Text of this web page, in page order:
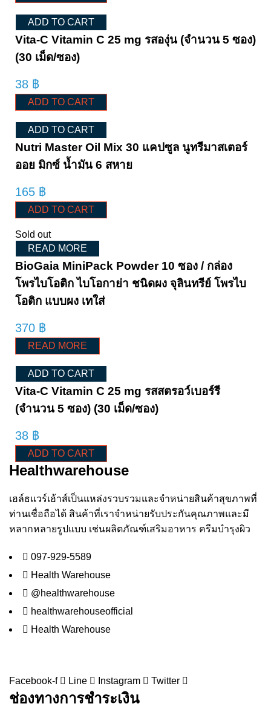
ADD TO CART
Vita-C Vitamin C 25 mg รสองุ่น (จำนวน 5 ซอง)
(30 เม็ด/ซอง)
38 ฿
ADD TO CART
ADD TO CART
Nutri Master Oil Mix 30 แคปซูล นูทรีมาสเตอร์
ออย มิกซ์ น้ำมัน 6 สหาย
165 ฿
ADD TO CART
Sold out
READ MORE
BioGaia MiniPack Powder 10 ซอง / กล่อง
โพรไบโอติก ไบโอกาย่า ชนิดผง จุลินทรีย์ โพรไบ
โอติก แบบผง เทใส่
370 ฿
READ MORE
ADD TO CART
Vita-C Vitamin C 25 mg รสสตรอว์เบอร์รี
(จำนวน 5 ซอง) (30 เม็ด/ซอง)
38 ฿
ADD TO CART
Healthwarehouse
เฮล์ธแวร์เฮ้าส์เป็นแหล่งรวบรวมและจำหน่ายสินค้าสุขภาพที่
ท่านเชื่อถือได้ สินค้าที่เราจำหน่ายรับประกันคุณภาพและมี
หลากหลายรูปแบบ เช่นผลิตภัณฑ์เสริมอาหาร ครีมบำรุงผิว
097-929-5589
Health Warehouse
@healthwarehouse
healthwarehouseofficial
Health Warehouse
Facebook-f Line Instagram Twitter
ช่องทางการชำระเงิน